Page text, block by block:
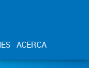
ACERCA